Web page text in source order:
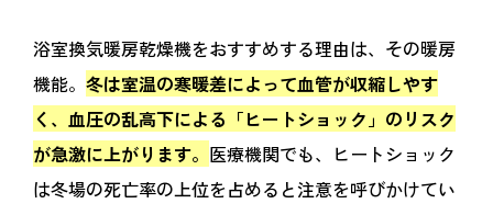
浴室換気暖房乾燥機をおすすめする理由は、その暖房
機能。 冬は室温の寒暖差によって血管が収縮しやす
く、血圧の乱高下による「ヒートショック」のリスク
が急激に上がります。 医療機関でも、ヒートショック
は冬場の死亡率の上位を占めると注意を呼びかけてい